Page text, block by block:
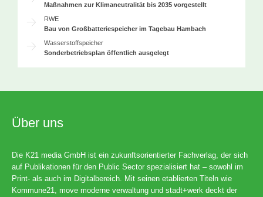
Maßnahmen zur Klimaneutralität bis 2035 vorgestellt
RWE
Bau von Großbatteriespeicher im Tagebau Hambach
Wasserstoffspeicher
Sonderbetriebsplan öffentlich ausgelegt
Über uns
Die K21 media GmbH ist ein zukunftsorientierter Fachverlag, der sich
auf Publikationen für den Public Sector spezialisiert hat – sowohl im
Print- als auch im Digitalbereich. Mit seinen etablierten Titeln wie
Kommune21, move moderne verwaltung und stadt+werk deckt der